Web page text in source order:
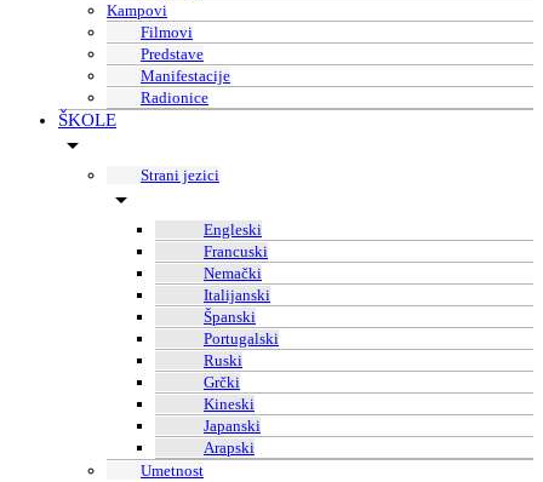
Kampovi
Filmovi
Predstave
Manifestacije
Radionice
ŠKOLE
Strani jezici
Engleski
Francuski
Nemački
Italijanski
Španski
Portugalski
Ruski
Grčki
Kineski
Japanski
Arapski
Umetnost